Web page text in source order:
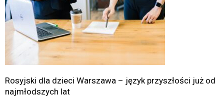
Rosyjski dla dzieci Warszawa – język przyszłości już od
najmłodszych lat